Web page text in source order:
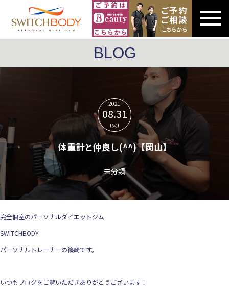
BLOG
2021
08.31
(火)
体重計と仲良し(^^)【岡山】
未分類
完全個室のパーソナルダイエットジム
SWITCHBODY
パーソナルトレーナーの篠崎です。
いつもブログをご覧いただきありがとうございます！